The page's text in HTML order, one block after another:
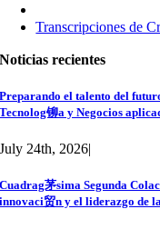
Transcripciones de
Noticias recientes
Preparando el talento del
Tecnolog铆a y Negocios
July 24th, 2026|
Cuadrag茅sima Segunda
innovaci贸n y el liderazgo de